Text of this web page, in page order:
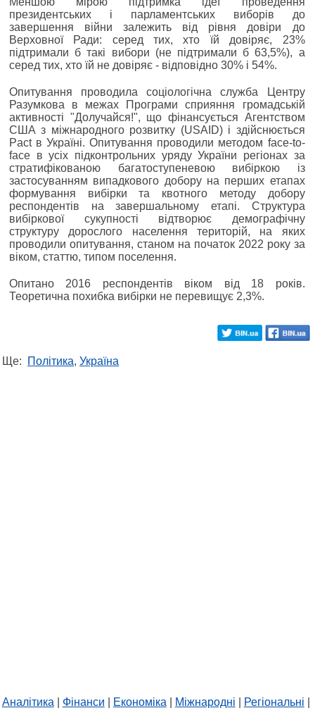
президентських і парламентських виборів до
завершення війни залежить від рівня довіри до
Верховної Ради: серед тих, хто їй довіряє, 23%
підтримали б такі вибори (не підтримали б 63,5%), а
серед тих, хто їй не довіряє - відповідно 30% і 54%.
Опитування проводила соціологічна служба Центру
Разумкова в межах Програми сприяння громадській
активності "Долучайся!", що фінансується Агентством
США з міжнародного розвитку (USAID) і здійснюється
Pact в Україні. Опитування проводили методом face-to-
face в усіх підконтрольних уряду України регіонах за
стратифікованою багатоступеневою вибіркою із
застосуванням випадкового добору на перших етапах
формування вибірки та квотного методу добору
респондентів на завершальному етапі. Структура
вибіркової сукупності відтворює демографічну
структуру дорослого населення територій, на яких
проводили опитування, станом на початок 2022 року за
віком, статтю, типом поселення.
Опитано 2016 респондентів віком від 18 років.
Теоретична похибка вибірки не перевищує 2,3%.
Ще: Політика, Україна
Аналітика Фінанси Економіка Міжнародні Регіональні